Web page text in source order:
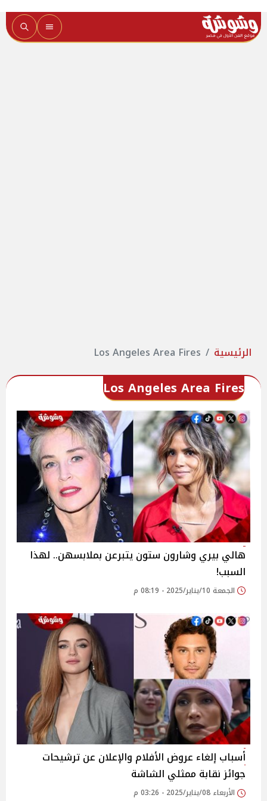
الرئيسية Los Angeles Area Fires
Los Angeles Area Fires
هالي بيري وشارون ستون يتبرعن بملابسهن.. لهذا
السبب!
الجمعة 10/يناير/2025 - 08:19 م
أسباب إلغاء عروض الأفلام والإعلان عن ترشيحات
جوائز نقابة ممثلي الشاشة
الأربعاء 08/يناير/2025 - 03:26 م